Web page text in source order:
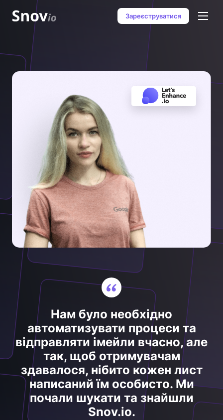
Зареєструватися
Нам було необхідно
автоматизувати процеси та
відправляти імейли вчасно, але
так, щоб отримувачам
здавалося, нібито кожен лист
написаний їм особисто. Ми
почали шукати та знайшли
Snov.io.